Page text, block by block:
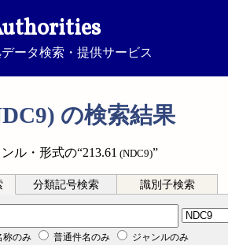
ータ検索・提供サービス
の検索結果
ル・形式の“213.61 (NDC9)”
分類記号検索 識別子検索
称のみ 普通件名のみ ジャンルのみ